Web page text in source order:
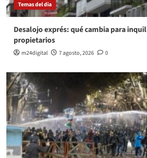
Temas del dia
Desalojo exprés: qué cambia para
propietarios
m24digital 7 agosto, 2026 0